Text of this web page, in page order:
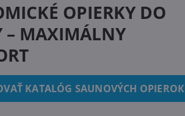
OPIERKY DO
– MAXIMÁLNY
KATALÓG SAUNOVÝCH OPIEROK